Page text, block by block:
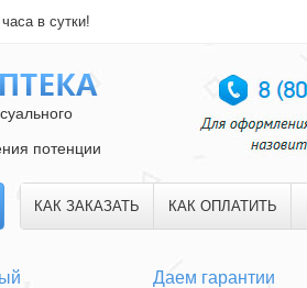
в сутки!
потенции
КАК ЗАКАЗАТЬ КАК ОПЛАТИТЬ
Даем гарантии